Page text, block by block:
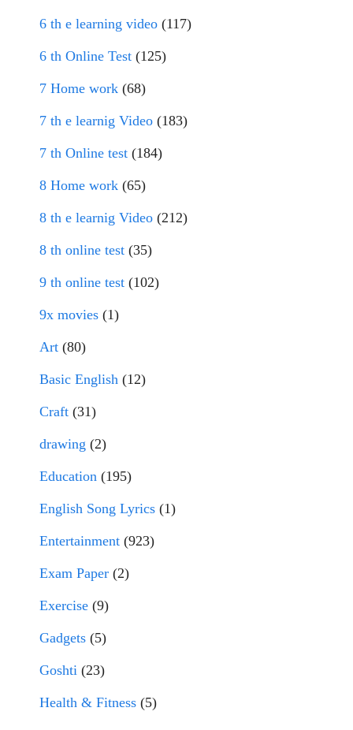
6 th e learning video (117)
6 th Online Test (125)
7 Home work (68)
7 th e learnig Video (183)
7 th Online test (184)
8 Home work (65)
8 th e learnig Video (212)
8 th online test (35)
9 th online test (102)
9x movies (1)
Art (80)
Basic English (12)
Craft (31)
drawing (2)
Education (195)
English Song Lyrics (1)
Entertainment (923)
Exam Paper (2)
Exercise (9)
Gadgets (5)
Goshti (23)
Health & Fitness (5)